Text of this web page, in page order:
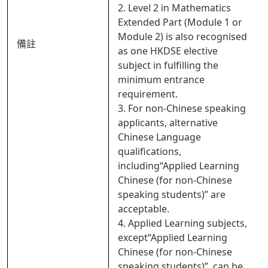
備註
2. Level 2 in Mathematics
Extended Part (Module 1 or
Module 2) is also recognised
as one HKDSE elective
subject in fulfilling the
minimum entrance
requirement.
3. For non-Chinese speaking
applicants, alternative
Chinese Language
qualifications,
including“Applied Learning
Chinese (for non-Chinese
speaking students)” are
acceptable.
4. Applied Learning subjects,
except“Applied Learning
Chinese (for non-Chinese